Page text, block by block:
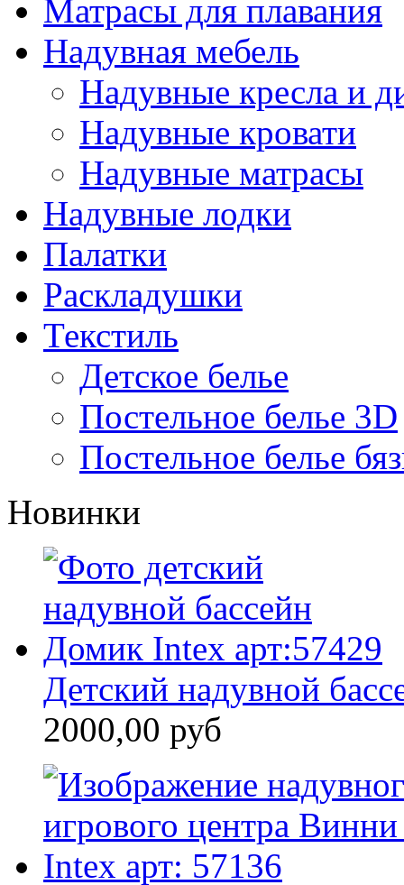
Матрасы для плавания
Надувная мебель
Надувные кресла и
Надувные кровати
Надувные матрасы
Надувные лодки
Палатки
Раскладушки
Текстиль
Детское белье
Постельное белье 3D
Постельное белье
Новинки
Детский надувной
2000,00 руб